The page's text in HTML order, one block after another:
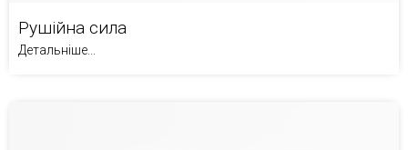
Рушійна сила
Детальніше...